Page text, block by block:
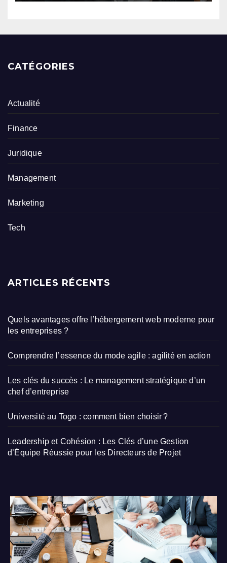
CATÉGORIES
Actualité
Finance
Juridique
Management
Marketing
Tech
ARTICLES RÉCENTS
Quels avantages offre l’hébergement web moderne pour
les entreprises ?
Comprendre l’essence du mode agile : agilité en action
Les clés du succès : Le management stratégique d’un
chef d’entreprise
Université au Togo : comment bien choisir ?
Leadership et Cohésion : Les Clés d’une Gestion
d’Équipe Réussie pour les Directeurs de Projet